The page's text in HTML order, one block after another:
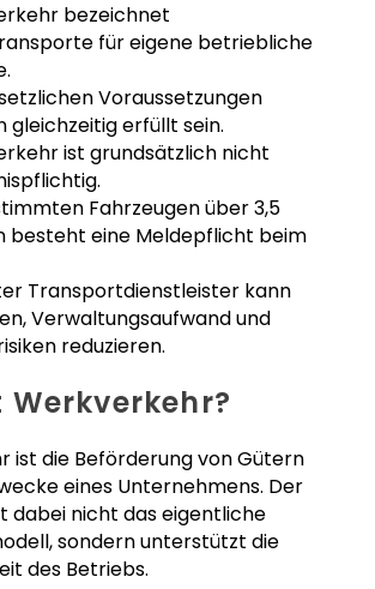
bezeichnet
für eigene betriebliche
Voraussetzungen
gleichzeitig erfüllt sein.
ist grundsätzlich nicht
Fahrzeugen über 3,5
besteht eine Meldepflicht beim
Transportdienstleister kann
Verwaltungsaufwand und
reduzieren.
Werkverkehr?
ist die Beförderung von Gütern
eines Unternehmens. Der
dabei nicht das eigentliche
sondern unterstützt die
des Betriebs.